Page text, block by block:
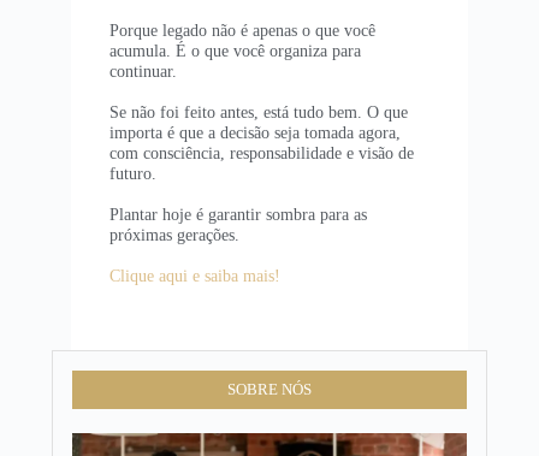
Porque legado não é apenas o que você
acumula. É o que você organiza para
continuar.
Se não foi feito antes, está tudo bem. O que
importa é que a decisão seja tomada agora,
com consciência, responsabilidade e visão de
futuro.
Plantar hoje é garantir sombra para as
próximas gerações.
Clique aqui e saiba mais!
SOBRE NÓS